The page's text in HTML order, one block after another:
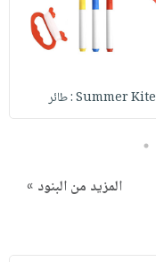
Summer Kite : طائر
5
المزيد من البنود »